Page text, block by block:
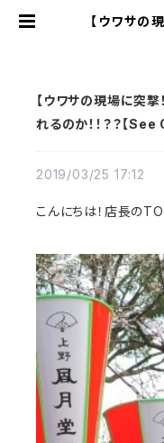
【ウワサの
【ウワサの現場に突撃
れるのか！！？？【
2019/03/25 17:12
こんにちは！店長の